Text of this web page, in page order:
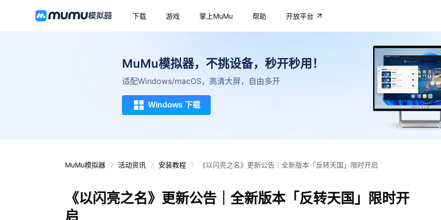
下载 游戏 掌上MuMu 帮助 开放平台
MuMu模拟器，不挑设备，秒开秒用！
适配Windows/macOS，高清大屏，自由多开
Windows 下载
MuMu模拟器 活动资讯 安装教程 《以闪亮之名》更新公告｜全新版本「反转天国」限时开启
《以闪亮之名》更新公告｜全新版本「反转天国」限时开
启